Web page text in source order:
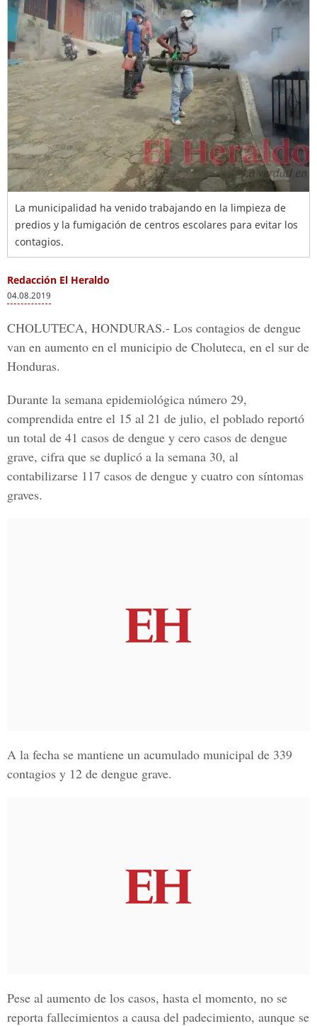
La municipalidad ha venido trabajando en la limpieza de
predios y la fumigación de centros escolares para evitar los
contagios.
Redacción El Heraldo
04.08.2019
CHOLUTECA, HONDURAS.- Los contagios de dengue
van en aumento en el municipio de Choluteca, en el sur de
Honduras.
Durante la semana epidemiológica número 29,
comprendida entre el 15 al 21 de julio, el poblado reportó
un total de 41 casos de dengue y cero casos de dengue
grave, cifra que se duplicó a la semana 30, al
contabilizarse 117 casos de dengue y cuatro con síntomas
graves.
A la fecha se mantiene un acumulado municipal de 339
contagios y 12 de dengue grave.
Pese al aumento de los casos, hasta el momento, no se
reporta fallecimientos a causa del padecimiento, aunque se